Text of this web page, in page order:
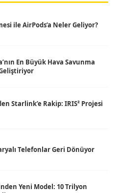
ile AirPods’a Neler Geliyor?
En Büyük Hava Savunma
Starlink’e Rakip: IRIS² Projesi
Telefonlar Geri Dönüyor
Yeni Model: 10 Trilyon